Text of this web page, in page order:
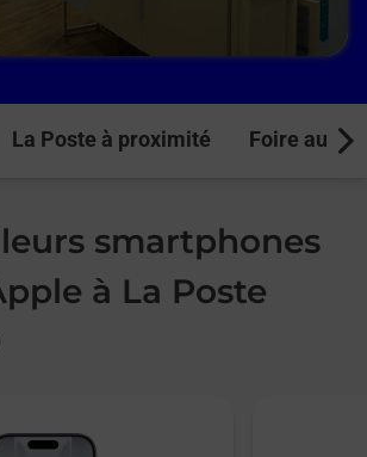
La Poste à proximité Foire aux
smartphones
à La Poste